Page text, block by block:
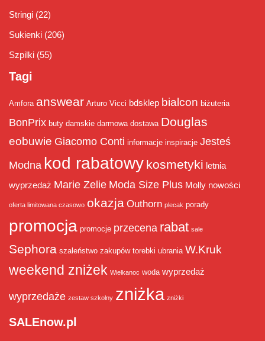
Stringi (22)
Sukienki (206)
Szpilki (55)
Tagi
Amfora answear Arturo Vicci bdsklep bialcon biżuteria
BonPrix buty damskie darmowa dostawa Douglas
eobuwie Giacomo Conti informacje inspiracje Jesteś
Modna kod rabatowy kosmetyki letnia
wyprzedaż Marie Zelie Moda Size Plus Molly nowości
oferta limitowana czasowo okazja Outhorn plecak porady
promocja promocje przecena rabat sale
Sephora szaleństwo zakupów torebki ubrania W.Kruk
weekend zniżek Wielkanoc woda wyprzedaż
wyprzedaże zestaw szkolny zniżka zniżki
SALEnow.pl